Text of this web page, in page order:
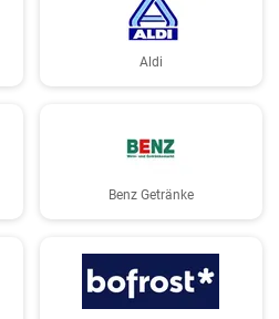
Aldi
Benz Getränke